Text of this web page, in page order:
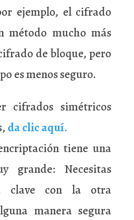
ejemplo, el cifrado
método mucho más
de bloque, pero
es menos seguro.
cifrados simétricos
da clic aquí.
tiene una
grande: Necesitas
clave con la otra
manera segura